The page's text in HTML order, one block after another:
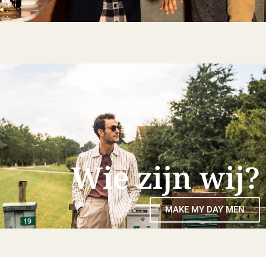
Wie zijn wij?
MAKE MY DAY MEN